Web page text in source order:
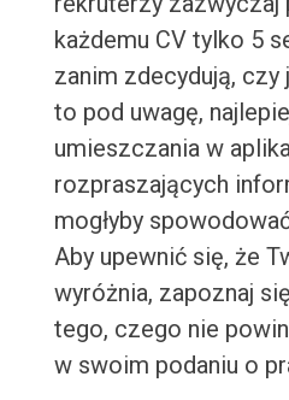
każdemu CV tylko 5
zanim zdecydują,
to pod uwagę,
umieszczania w
rozpraszających
mogłyby
Aby upewnić się, że
wyróżnia, zapoznaj
tego, czego nie
w swoim podaniu o